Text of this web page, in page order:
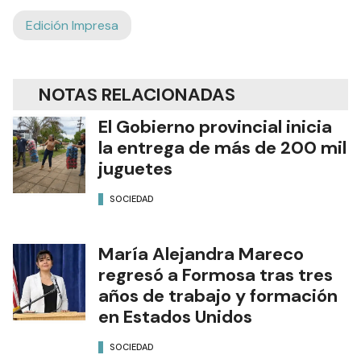
Edición Impresa
NOTAS RELACIONADAS
El Gobierno provincial inicia
la entrega de más de 200 mil
juguetes
SOCIEDAD
María Alejandra Mareco
regresó a Formosa tras tres
años de trabajo y formación
en Estados Unidos
SOCIEDAD